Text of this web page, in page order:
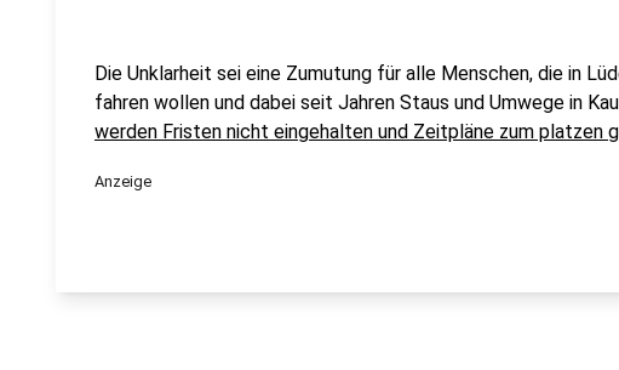
Die Unklarheit sei eine Zumutung für alle Menschen, die in
fahren wollen und dabei seit Jahren Staus und Umwege in
werden Fristen nicht eingehalten und Zeitpläne zum platzen
Anzeige